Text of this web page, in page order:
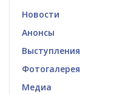
Новости
Анонсы
Выступления
Фотогалерея
Медиа